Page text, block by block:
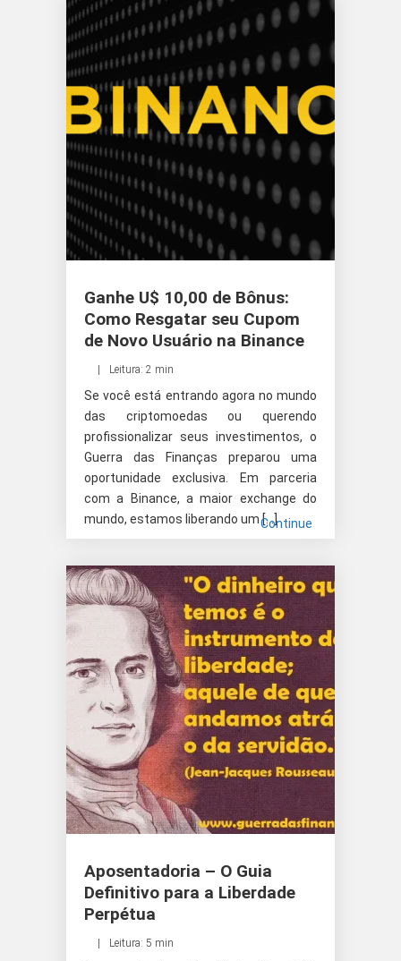
Ganhe U$ 10,00 de Bônus:
Como Resgatar seu Cupom
de Novo Usuário na Binance
Leitura: 2 min
Se você está entrando agora no mundo
das criptomoedas ou querendo
profissionalizar seus investimentos, o
Guerra das Finanças preparou uma
oportunidade exclusiva. Em parceria
com a Binance, a maior exchange do
mundo, estamos liberando um […]Continue
Aposentadoria – O Guia
Definitivo para a Liberdade
Perpétua
Leitura: 5 min